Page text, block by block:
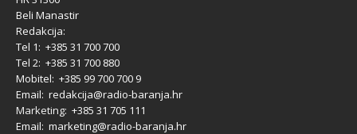
Beli Manastir
Redakcija:
Tel 1: +385 31 700 700
Tel 2: +385 31 700 880
Mobitel: +385 99 700 700 9
Email: redakcija@radio-baranja.hr
Marketing: +385 31 705 111
Email: marketing@radio-baranja.hr